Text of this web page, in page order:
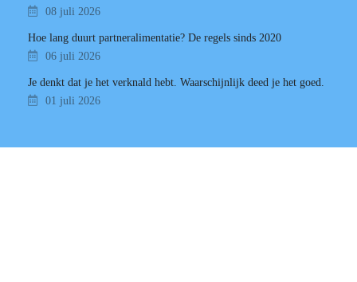
08 juli 2026
Hoe lang duurt partneralimentatie? De regels sinds 2020
06 juli 2026
Je denkt dat je het verknald hebt. Waarschijnlijk deed je het goed.
01 juli 2026